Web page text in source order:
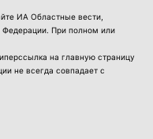
ИА Областные вести,
При полном или
на главную страницу
не всегда совпадает с